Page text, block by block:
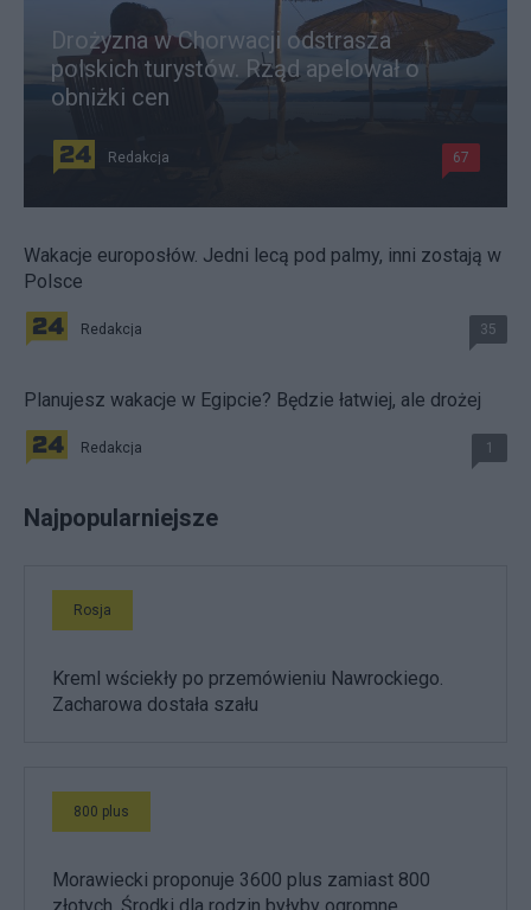
Drożyzna w Chorwacji odstrasza
polskich turystów. Rząd apelował o
obniżki cen
Redakcja 67
Wakacje europosłów. Jedni lecą pod palmy, inni zostają w
Polsce
Redakcja 35
Planujesz wakacje w Egipcie? Będzie łatwiej, ale drożej
Redakcja 1
Najpopularniejsze
Rosja
Kreml wściekły po przemówieniu Nawrockiego.
Zacharowa dostała szału
800 plus
Morawiecki proponuje 3600 plus zamiast 800
złotych. Środki dla rodzin byłyby ogromne